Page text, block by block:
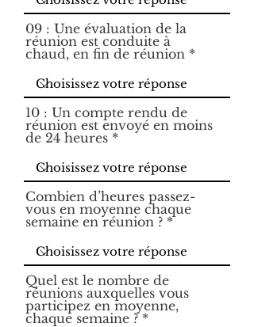
09 : Une évaluation de la
réunion est conduite à
chaud, en fin de réunion
10 : Un compte rendu de
réunion est envoyé en moins
de 24 heures
Combien d’heures passez-
vous en moyenne chaque
semaine en réunion ?
Quel est le nombre de
réunions auxquelles vous
participez en moyenne,
chaque semaine ?